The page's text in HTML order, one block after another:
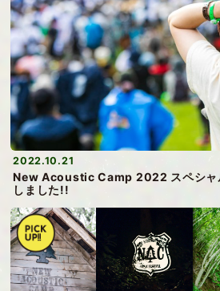
2022.10.21
New Acoustic Camp 2022 スペシャ
しました!!